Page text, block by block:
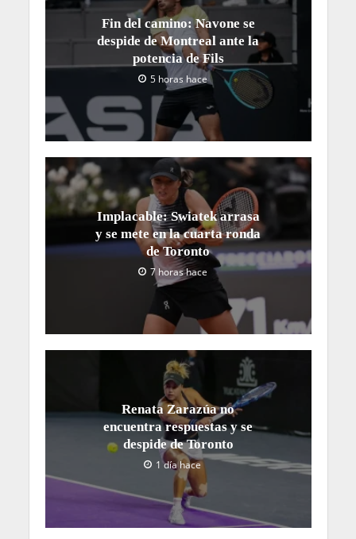
Fin del camino: Navone se
despide de Montreal ante la
potencia de Fils
5 horas hace
Implacable: Swiatek arrasa
y se mete en la cuarta ronda
de Toronto
7 horas hace
Renata Zarazúa no
encuentra respuestas y se
despide de Toronto
1 día hace